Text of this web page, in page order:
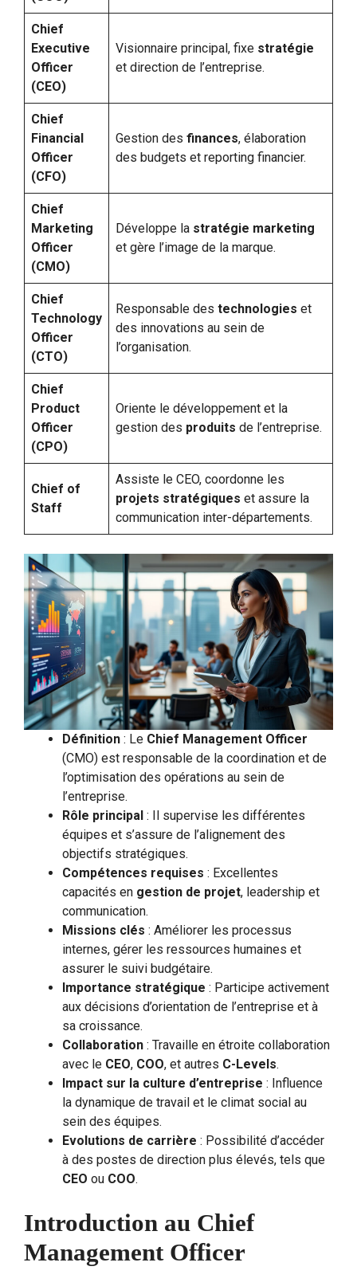
Chief
Executive
Officer
(CEO)
Visionnaire principal, fixe stratégie
et direction de l’entreprise.
Chief
Financial
Officer
(CFO)
Gestion des finances, élaboration
des budgets et reporting financier.
Chief
Marketing
Officer
(CMO)
Développe la stratégie marketing
et gère l’image de la marque.
Chief
Technology
Officer
(CTO)
Responsable des technologies et
des innovations au sein de
l’organisation.
Chief
Product
Officer
(CPO)
Oriente le développement et la
gestion des produits de l’entreprise.
Chief of
Staff
Assiste le CEO, coordonne les
projets stratégiques et assure la
communication inter-départements.
Définition : Le Chief Management Officer
(CMO) est responsable de la coordination et de
l’optimisation des opérations au sein de
l’entreprise.
Rôle principal : Il supervise les différentes
équipes et s’assure de l’alignement des
objectifs stratégiques.
Compétences requises : Excellentes
capacités en gestion de projet, leadership et
communication.
Missions clés : Améliorer les processus
internes, gérer les ressources humaines et
assurer le suivi budgétaire.
Importance stratégique : Participe activement
aux décisions d’orientation de l’entreprise et à
sa croissance.
Collaboration : Travaille en étroite collaboration
avec le CEO, COO, et autres C-Levels.
Impact sur la culture d’entreprise : Influence
la dynamique de travail et le climat social au
sein des équipes.
Evolutions de carrière : Possibilité d’accéder
à des postes de direction plus élevés, tels que
CEO ou COO.
Introduction au Chief
Management Officer